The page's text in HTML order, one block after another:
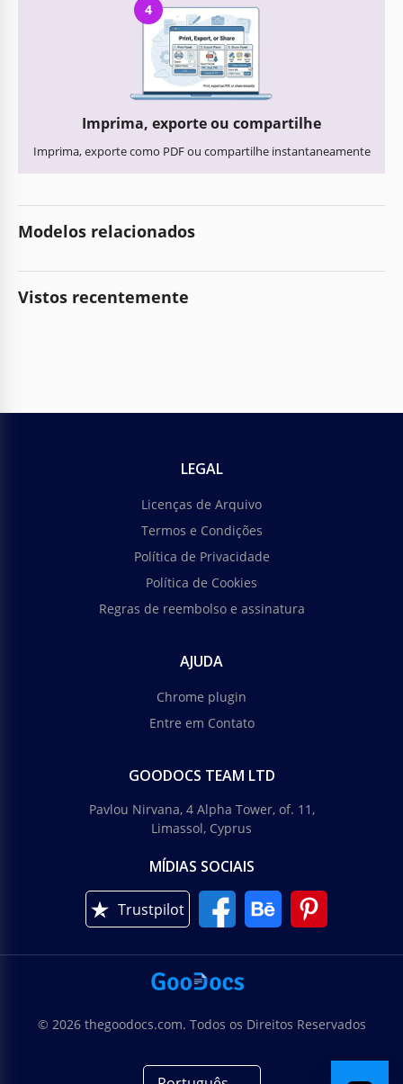
4
Imprima, exporte ou compartilhe
Imprima, exporte como PDF ou compartilhe instantaneamente
Modelos relacionados
Vistos recentemente
LEGAL
Licenças de Arquivo
Termos e Condições
Política de Privacidade
Política de Cookies
Regras de reembolso e assinatura
AJUDA
Chrome plugin
Entre em Contato
GOODOCS TEAM LTD
Pavlou Nirvana, 4 Alpha Tower, of. 11,
Limassol, Cyprus
MÍDIAS SOCIAIS
Trustpilot
© 2026 thegoodocs.com. Todos os Direitos Reservados